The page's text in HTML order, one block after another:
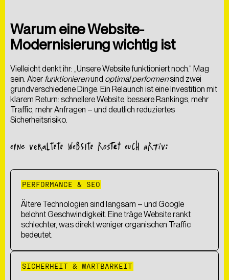
Warum eine Website-
Modernisierung wichtig ist
Vielleicht denkt ihr: „Unsere Website funktioniert noch.“ Mag
sein. Aber funktionierenund optimal performensind zwei
grundverschiedene Dinge. Ein Relaunch ist eine Investition mit
klarem Return: schnellere Website, bessere Rankings, mehr
Traffic, mehr Anfragen – und deutlich reduziertes
Sicherheitsrisiko.
EINE VERALTETE WEBSITE KOSTET EUCH AKTIV:
PERFORMANCE & SEO
Ältere Technologien sind langsam – und Google
belohnt Geschwindigkeit. Eine träge Website rankt
schlechter, was direkt weniger organischen Traffic
bedeutet.
SICHERHEIT & WARTBARKEIT